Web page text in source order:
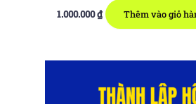
1.000.000₫ Thêm vào giỏ